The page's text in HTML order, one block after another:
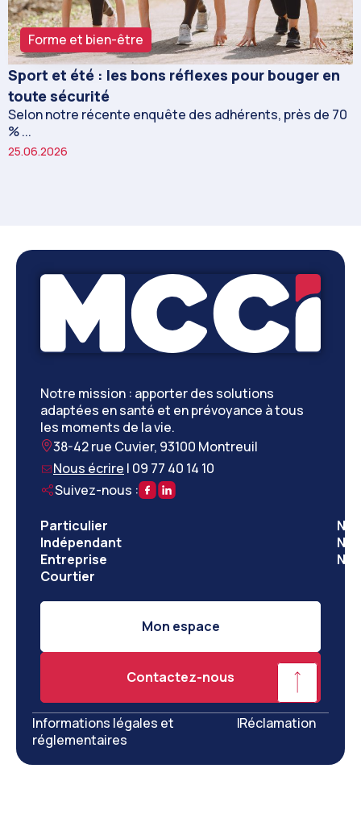
Forme et bien-être
Sport et été : les bons réflexes pour bouger en
toute sécurité
Selon notre récente enquête des adhérents, près de 70
% ...
25.06.2026
Notre mission : apporter des solutions
adaptées en santé et en prévoyance à tous
les moments de la vie.
38-42 rue Cuvier, 93100 Montreuil
Nous écrire | 09 77 40 14 10
Suivez-nous :
Particulier
Indépendant
Entreprise
Courtier
Mon espace
Contactez-nous
Informations légales et
réglementaires
|Réclamation